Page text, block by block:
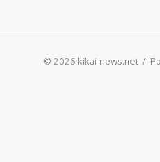
© 2026 kikai-news.net /